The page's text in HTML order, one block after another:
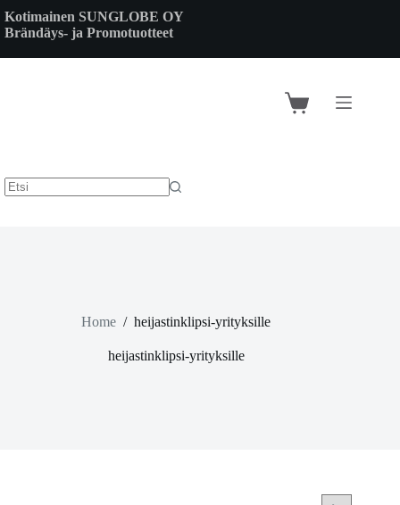
to
content
Kotimainen SUNGLOBE OY
Brändäys- ja Promotuotteet
Shopping
Home / heijastinklipsi-yrityksille
heijastinklipsi-yrityksille